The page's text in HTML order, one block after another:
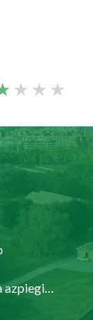
Hirigintza, etxebizitza eta azpiegiturak